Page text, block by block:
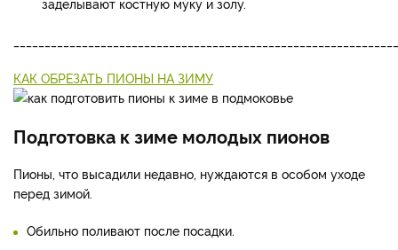
КАК ОБРЕЗАТЬ ПИОНЫ НА ЗИМУ
Подготовка к зиме молодых пионов
Пионы, что высадили недавно, нуждаются в особом уходе
перед зимой.
Обильно поливают после посадки.